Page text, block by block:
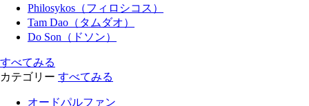
Philosykos（フィロシコス）
Tam Dao（タムダオ）
Do Son（ドソン）
すべてみる
カテゴリー すべてみる
オードパルファン